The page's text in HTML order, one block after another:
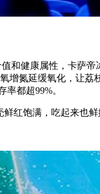
健康属性，卡萨帝
氮延缓氧化，让
都超99%。
饱满，吃起来也